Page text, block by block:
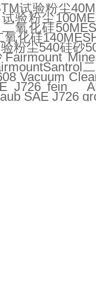
试验粉尘
试验粉尘
二氧化硅
氧化硅
粉尘540硅砂
Fairmount
Vacuum
J726 fein
SAE J726